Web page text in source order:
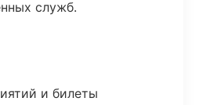
служб.
и билеты